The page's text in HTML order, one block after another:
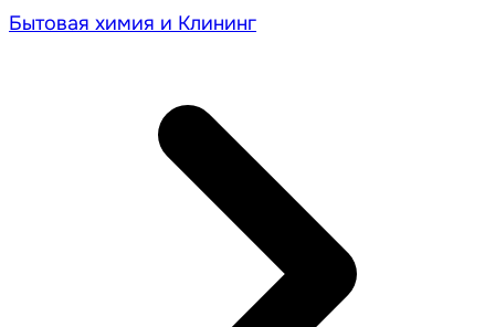
Бытовая химия и Клининг